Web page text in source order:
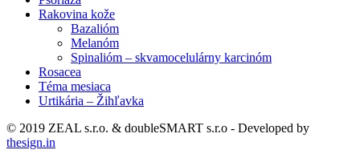
Rakovina kože
Bazalióm
Melanóm
Spinalióm – skvamocelulárny karcinóm
Rosacea
Téma mesiaca
Urtikária – Žihľavka
© 2019 ZEAL s.r.o. & doubleSMART s.r.o - Developed by
thesign.in